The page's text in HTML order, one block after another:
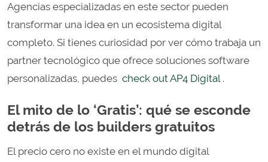
Agencias especializadas en este sector pueden
transformar una idea en un ecosistema digital
completo. Si tienes curiosidad por ver cómo trabaja un
partner tecnológico que ofrece soluciones software
personalizadas, puedes check out AP4 Digital.
El mito de lo ‘Gratis’: qué se esconde
detrás de los builders gratuitos
El precio cero no existe en el mundo digital